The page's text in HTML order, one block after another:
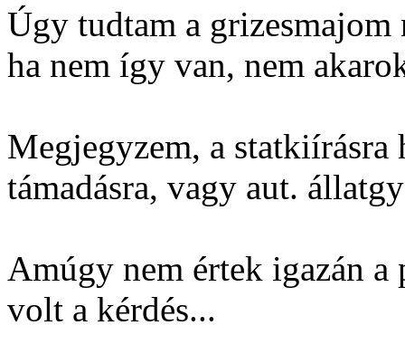
Úgy tudtam a
ha nem így van, nem
Megjegyzem, a statkiírásra
támadásra, vagy aut.
Amúgy nem értek igazán a
volt a kérdés...